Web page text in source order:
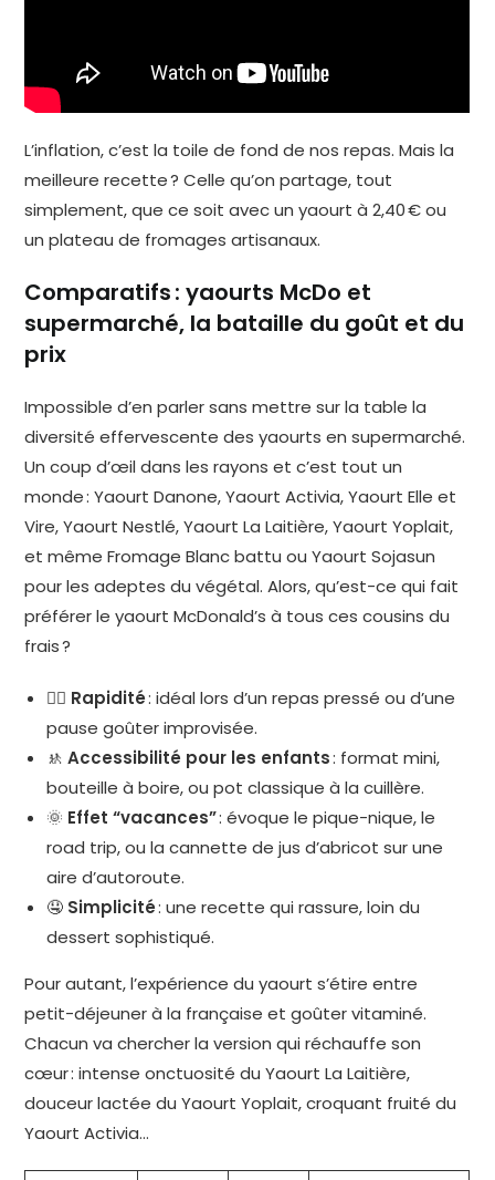
L’inflation, c’est la toile de fond de nos repas. Mais la
meilleure recette ? Celle qu’on partage, tout
simplement, que ce soit avec un yaourt à 2,40 € ou
un plateau de fromages artisanaux.
Comparatifs : yaourts McDo et
supermarché, la bataille du goût et du
prix
Impossible d’en parler sans mettre sur la table la
diversité effervescente des yaourts en supermarché.
Un coup d’œil dans les rayons et c’est tout un
monde : Yaourt Danone, Yaourt Activia, Yaourt Elle et
Vire, Yaourt Nestlé, Yaourt La Laitière, Yaourt Yoplait,
et même Fromage Blanc battu ou Yaourt Sojasun
pour les adeptes du végétal. Alors, qu’est-ce qui fait
préférer le yaourt McDonald’s à tous ces cousins du
frais ?
🏃‍♂️ Rapidité: idéal lors d’un repas pressé ou d’une
pause goûter improvisée.
🚸Accessibilité pour les enfants: format mini,
bouteille à boire, ou pot classique à la cuillère.
🌞 Effet “vacances”: évoque le pique-nique, le
road trip, ou la cannette de jus d’abricot sur une
aire d’autoroute.
🤤 Simplicité: une recette qui rassure, loin du
dessert sophistiqué.
Pour autant, l’expérience du yaourt s’étire entre
petit-déjeuner à la française et goûter vitaminé.
Chacun va chercher la version qui réchauffe son
cœur : intense onctuosité du Yaourt La Laitière,
douceur lactée du Yaourt Yoplait, croquant fruité du
Yaourt Activia…